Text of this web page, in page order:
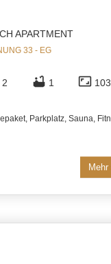
APARTMENT
33 - EG
2 bathtub 1 aspect_ratio
Parkplatz, Sauna,